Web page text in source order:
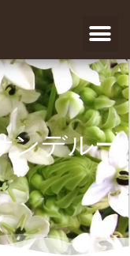
ンデルー